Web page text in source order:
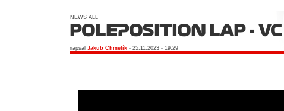
NEWS ALL
POLEPOSITION LAP -
napsal Jakub Chmelík - 25.11.2023 - 19:29